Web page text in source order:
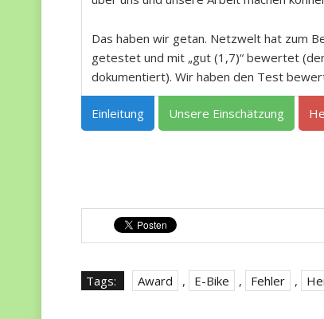
Das haben wir getan. Netzwelt hat zum
getestet und mit „gut (1,7)“ bewertet
dokumentiert). Wir haben den Test
Einleitung Unsere Einschätzung
Tags: Award , E-Bike , Fehler ,